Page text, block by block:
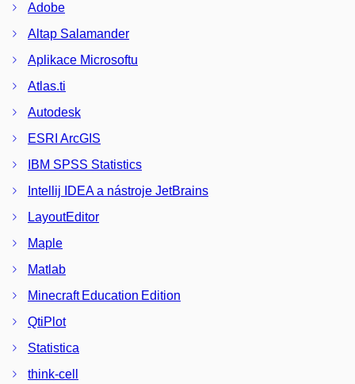
Adobe
Altap Salamander
Aplikace Microsoftu
Atlas.ti
Autodesk
ESRI ArcGIS
IBM SPSS Statistics
Intellij IDEA a nástroje JetBrains
LayoutEditor
Maple
Matlab
Minecraft Education Edition
QtiPlot
Statistica
think-cell